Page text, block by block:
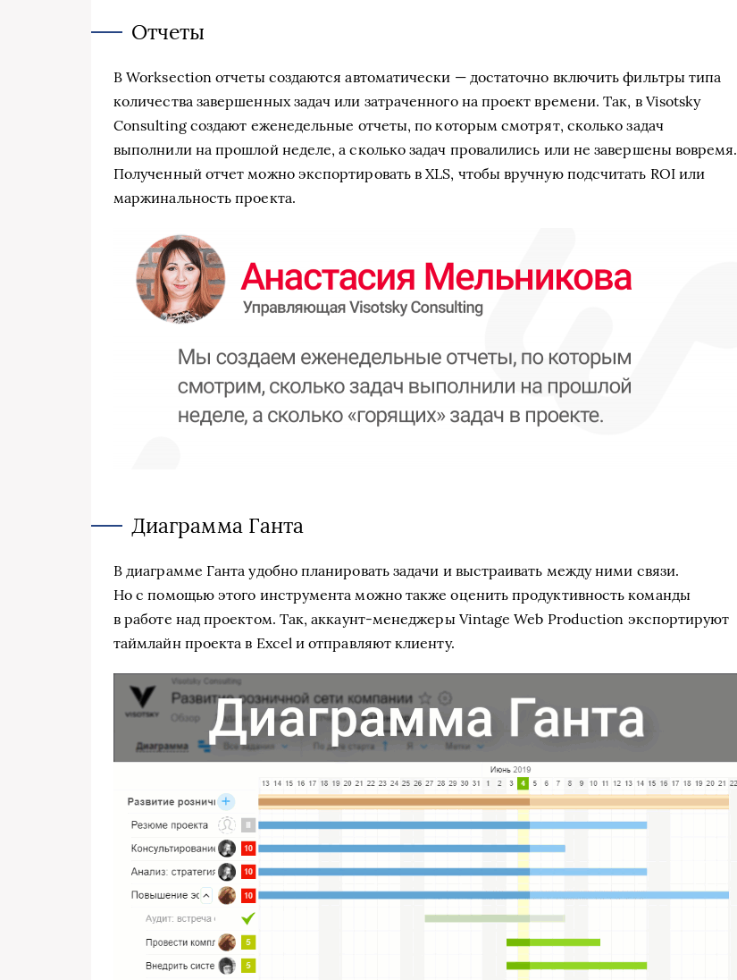
Отчеты
В Worksection отчеты создаются автоматически — достаточно включить фильтры типа
количества завершенных задач или затраченного на проект времени. Так, в Visotsky
Consulting создают еженедельные отчеты, по которым смотрят, сколько задач
выполнили на прошлой неделе, а сколько задач провалились или не завершены вовремя.
Полученный отчет можно экспортировать в XLS, чтобы вручную подсчитать ROI или
маржинальность проекта.
Диаграмма Ганта
В диаграмме Ганта удобно планировать задачи и выстраивать между ними связи.
Но с помощью этого инструмента можно также оценить продуктивность команды
в работе над проектом. Так, аккаунт-менеджеры Vintage Web Production экспортируют
таймлайн проекта в Excel и отправляют клиенту.